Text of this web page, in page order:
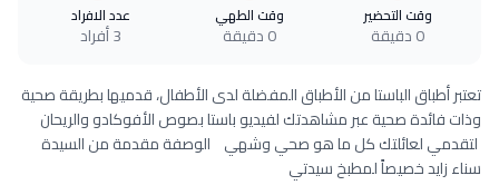
وقت التحضير
0 دقيقة
وقت الطهي
0 دقيقة
عدد الافراد
3 أفراد
تعتبر أطباق الباستا من الأطباق المفضلة لدى الأطفال، قدميها بطريقة صحية
وذات فائدة صحية عبر مشاهدتك لفيديو باستا بصوص الأفوكادو والريحان
لتقدمي لعائلتك كل ما هو صحي وشهي الوصفة مقدمة من السيدة
سناء زايد خصيصاً لمطبخ سيدتي